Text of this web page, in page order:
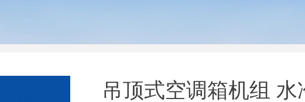
吊顶式空调箱机组